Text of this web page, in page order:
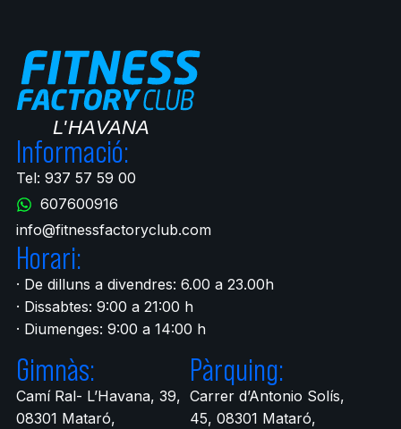
Informació:
Tel: 937 57 59 00
607600916
info@fitnessfactoryclub.com
Horari:
· De dilluns a divendres: 6.00 a 23.00h
· Dissabtes: 9:00 a 21:00 h
· Diumenges: 9:00 a 14:00 h
Gimnàs:
Camí Ral- L’Havana, 39,
08301 Mataró,
Pàrquing:
Carrer d’Antonio Solís,
45, 08301 Mataró,